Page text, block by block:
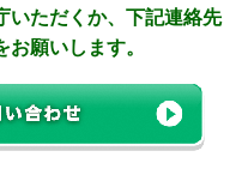
いただくか、下記連絡先
お願いします。